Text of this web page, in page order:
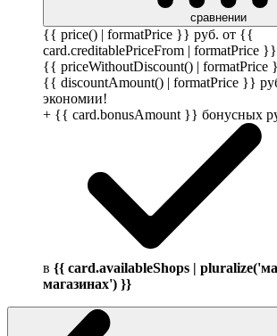
сравнении
{{ price() | formatPrice }} руб. от {{
card.creditablePriceFrom | formatPrice }}
{{ priceWithoutDiscount() | formatPrice
{{ discountAmount() | formatPrice }}
экономии!
+ {{ card.bonusAmount }} бонусных
в {{ card.availableShops |
магазинах') }}